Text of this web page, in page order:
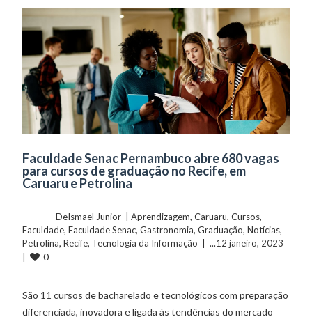
Faculdade Senac Pernambuco abre 680 vagas
para cursos de graduação no Recife, em
Caruaru e Petrolina
	    	DeIsmael Junior  |
Aprendizagem, Caruaru, Cursos
Faculdade, Faculdade Senac, Gastronomia, Graduação, Notícias
Petrolina, Recife, Tecnologia da Informação
  |  ...12 janeiro, 2023
|
0
São 11 cursos de bacharelado e tecnológicos com preparação
diferenciada, inovadora e ligada às tendências do mercado